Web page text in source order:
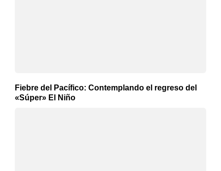
Fiebre del Pacífico: Contemplando el regreso del
«Súper» El Niño